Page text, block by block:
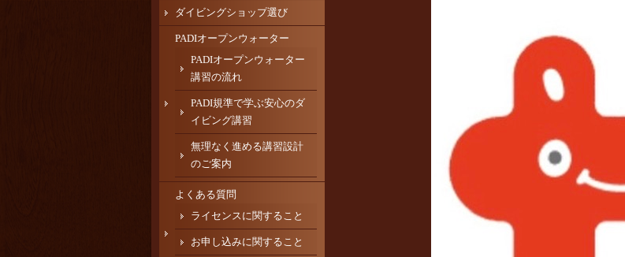
ダイビングショップ選び
PADIオープンウォーター
PADIオープンウォーター
講習の流れ
PADI規準で学ぶ安心のダ
イビング講習
無理なく進める講習設計
のご案内
よくある質問
ライセンスに関すること
お申し込みに関すること